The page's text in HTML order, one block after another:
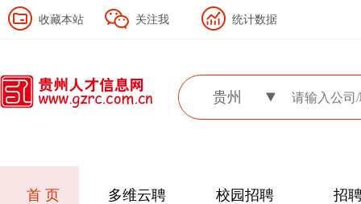
收藏本站 关注我 统计数据
贵州
首 页 多维云聘 校园招聘 招